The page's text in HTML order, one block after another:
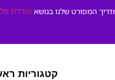
המפורט שלנו בנושא הורדת
קטגוריות